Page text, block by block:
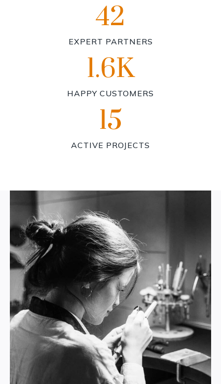
42
EXPERT PARTNERS
1.6K
HAPPY CUSTOMERS
15
ACTIVE PROJECTS